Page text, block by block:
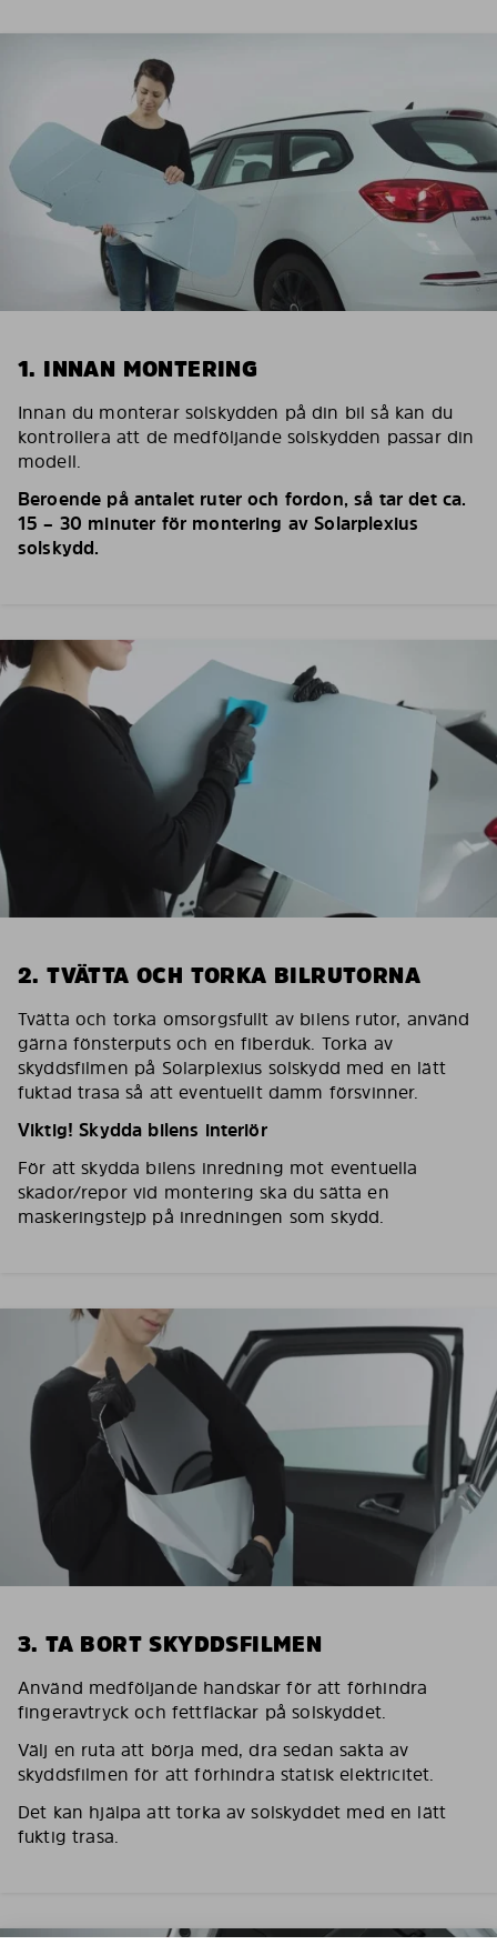
1. INNAN MONTERING
Innan du monterar solskydden på din bil så kan du
kontrollera att de medföljande solskydden passar din
modell.
Beroende på antalet ruter och fordon, så tar det ca.
15 – 30 minuter för montering av Solarplexius
solskydd.
2. TVÄTTA OCH TORKA BILRUTORNA
Tvätta och torka omsorgsfullt av bilens rutor, använd
gärna fönsterputs och en fiberduk. Torka av
skyddsfilmen på Solarplexius solskydd med en lätt
fuktad trasa så att eventuellt damm försvinner.
Viktig! Skydda bilens interiör
För att skydda bilens inredning mot eventuella
skador/repor vid montering ska du sätta en
maskeringstejp på inredningen som skydd.
3. TA BORT SKYDDSFILMEN
Använd medföljande handskar för att förhindra
fingeravtryck och fettfläckar på solskyddet.
Välj en ruta att börja med, dra sedan sakta av
skyddsfilmen för att förhindra statisk elektricitet.
Det kan hjälpa att torka av solskyddet med en lätt
fuktig trasa.